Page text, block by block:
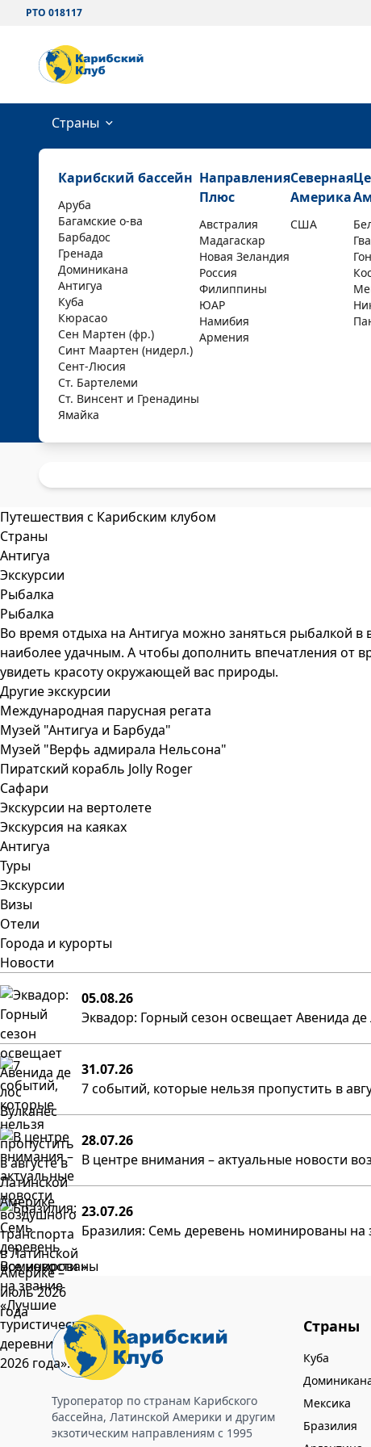
РТО 018117
Страны
Карибский бассейн
Аруба
Багамские о-ва
Барбадос
Гренада
Доминикана
Антигуа
Куба
Кюрасао
Сен Мартен (фр.)
Синт Маартен (нидерл.)
Сент-Люсия
Ст. Бартелеми
Ст. Винсент и Гренадины
Ямайка
Направления
Плюс
Австралия
Мадагаскар
Новая Зеландия
Россия
Филиппины
ЮАР
Намибия
Армения
Северная
Америка
США
Путешествия с Карибским клубом
Страны
Антигуа
Экскурсии
Рыбалка
Рыбалка
Во время отдыха на Антигуа можно заняться рыбалкой в
наиболее удачным. А чтобы дополнить впечатления от
увидеть красоту окружающей вас природы.
Другие экскурсии
Международная парусная регата
Музей "Антигуа и Барбуда"
Музей "Верфь адмирала Нельсона"
Пиратский корабль Jolly Roger
Сафари
Экскурсии на вертолете
Экскурсия на каяках
Антигуа
Туры
Экскурсии
Визы
Отели
Города и курорты
Новости
05.08.26
Эквадор: Горный сезон освещает Авенида де
31.07.26
7 событий, которые нельзя пропустить в
28.07.26
В центре внимания – актуальные новости
23.07.26
Бразилия: Семь деревень номинированы на
Все новости »
Туроператор по странам Карибского
бассейна, Латинской Америки и другим
экзотическим направлениям с 1995
Страны
Куба
Мексика
Бразилия